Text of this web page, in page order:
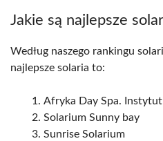
Jakie są najlepsze
Według naszego rankingu
najlepsze solaria to:
Afryka Day Spa.
Solarium Sunny bay
Sunrise Solarium